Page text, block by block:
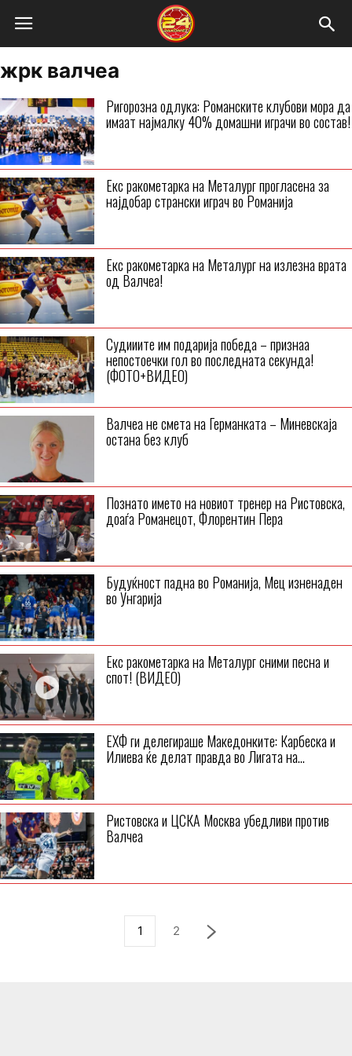
жрк валчеа
Ригорозна одлука: Романските клубови мора да
имаат најмалку 40% домашни играчи во состав!
Екс ракометарка на Металург прогласена за
најдобар странски играч во Романија
Екс ракометарка на Металург на излезна врата
од Валчеа!
Судииите им подарија победа – признаа
непостоечки гол во последната секунда!
(ФОТО+ВИДЕО)
Валчеа не смета на Германката – Миневскаја
остана без клуб
Познато името на новиот тренер на Ристовска,
доаѓа Романецот, Флорентин Пера
Будуќност падна во Романија, Мец изненаден
во Унгарија
Екс ракометарка на Металург сними песна и
спот! (ВИДЕО)
ЕХФ ги делегираше Македонките: Карбеска и
Илиева ќе делат правда во Лигата на...
Ристовска и ЦСКА Москва убедливи против
Валчеа
1 2